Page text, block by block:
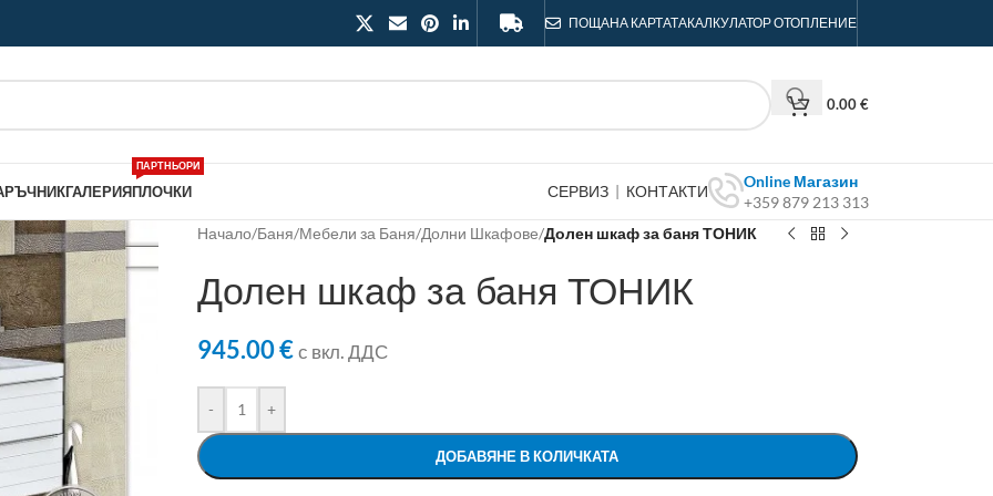
ПОЩАНА КАРТАТАКАЛКУЛАТОР ОТОПЛЕНИЕ
0.00€
ГАЛЕРИЯПЛОЧКИ
ПАРТНЬОРИ
СЕРВИЗ | КОНТАКТИ
Online Магазин
+359 879 213 313
Начало/Баня/Мебели за Баня/Долни Шкафове/Долен шкаф за баня ТОНИК
Долен шкаф за баня ТОНИК
945.00€с вкл. ДДС
- +
ДОБАВЯНЕ В КОЛИЧКАТА